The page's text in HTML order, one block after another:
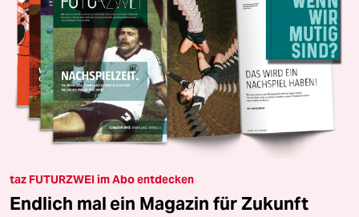
taz FUTURZWEI im Abo entdecken
Endlich mal ein Magazin für Zukunft